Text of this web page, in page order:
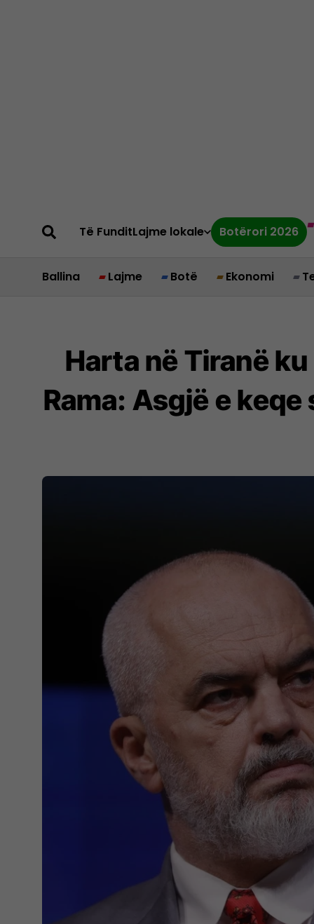
Të FunditLajme lokale Botërori 2026
Ballina Lajme Botë Ekonomi
Harta në Tiranë
Rama: Asgjë e